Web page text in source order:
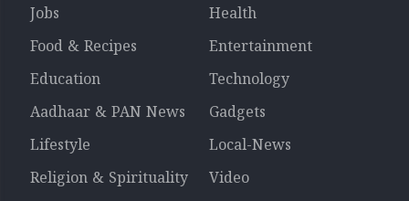
Jobs
Health
Food & Recipes
Entertainment
Education
Technology
Aadhaar & PAN News
Gadgets
Lifestyle
Local-News
Religion & Spirituality
Video